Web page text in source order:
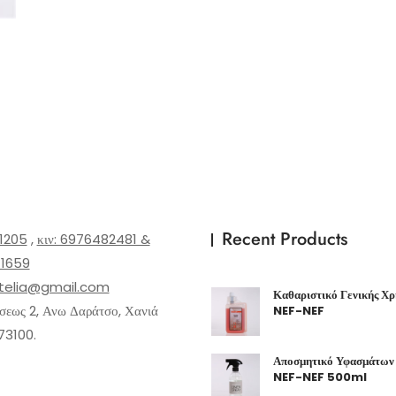
,κιν: 6976482481 &
2, Ανω Δαράτσο, Χανιά
Recent Products
Καθαριστικό Γενικής
NEF-NEF
Αποσμητικό Υφασμάτων
NEF-NEF 500ml